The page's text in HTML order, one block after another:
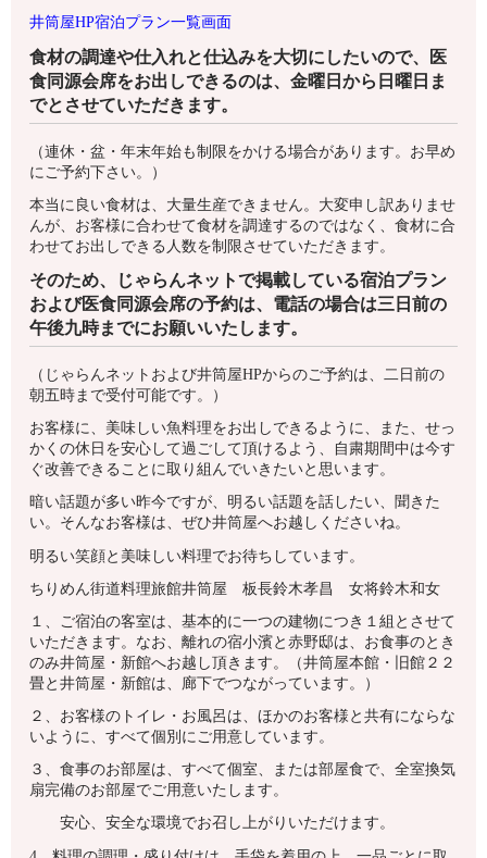
井筒屋HP宿泊プラン一覧画面
食材の調達や仕入れと仕込みを大切にしたいので、医
食同源会席をお出しできるのは、金曜日から日曜日ま
でとさせていただきます。
（連休・盆・年末年始も制限をかける場合があります。お早め
にご予約下さい。）
本当に良い食材は、大量生産できません。大変申し訳ありませ
んが、お客様に合わせて食材を調達するのではなく、食材に合
わせてお出しできる人数を制限させていただきます。
そのため、じゃらんネットで掲載している宿泊プラン
および医食同源会席の予約は、電話の場合は三日前の
午後九時までにお願いいたします。
（じゃらんネットおよび井筒屋HPからのご予約は、二日前の
朝五時まで受付可能です。）
お客様に、美味しい魚料理をお出しできるように、また、せっ
かくの休日を安心して過ごして頂けるよう、自粛期間中は今す
ぐ改善できることに取り組んでいきたいと思います。
暗い話題が多い昨今ですが、明るい話題を話したい、聞きた
い。そんなお客様は、ぜひ井筒屋へお越しくださいね。
明るい笑顔と美味しい料理でお待ちしています。
ちりめん街道料理旅館井筒屋 板長鈴木孝昌 女将鈴木和女
１、ご宿泊の客室は、基本的に一つの建物につき１組とさせて
いただきます。なお、離れの宿小濱と赤野邸は、お食事のとき
のみ井筒屋・新館へお越し頂きます。（井筒屋本館・旧館２２
畳と井筒屋・新館は、廊下でつながっています。）
２、お客様のトイレ・お風呂は、ほかのお客様と共有にならな
いように、すべて個別にご用意しています。
３、食事のお部屋は、すべて個室、または部屋食で、全室換気
扇完備のお部屋でご用意いたします。
安心、安全な環境でお召し上がりいただけます。